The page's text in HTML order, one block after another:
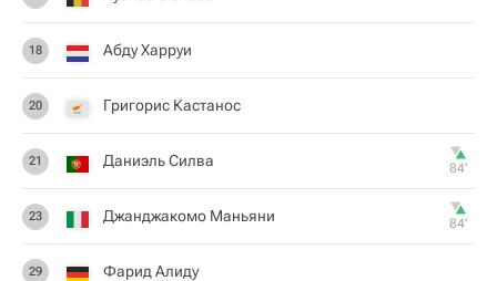
18 Абду Харруи
20 Григорис Кастанос
21 Даниэль Силва 84‎’‎
23 Джанджакомо Маньяни 84‎’‎
29 Фарид Алиду